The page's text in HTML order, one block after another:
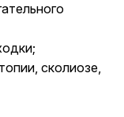
сколиозе,